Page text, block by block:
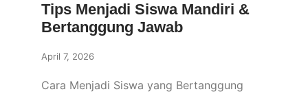
Tips Menjadi Siswa Mandiri &
Bertanggung Jawab
April 7, 2026
Cara Menjadi Siswa yang Bertanggung